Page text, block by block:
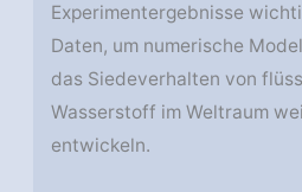
Experimentergebnisse
Daten, um numerische
das Siedeverhalten von
Wasserstoff im Weltraum
entwickeln.